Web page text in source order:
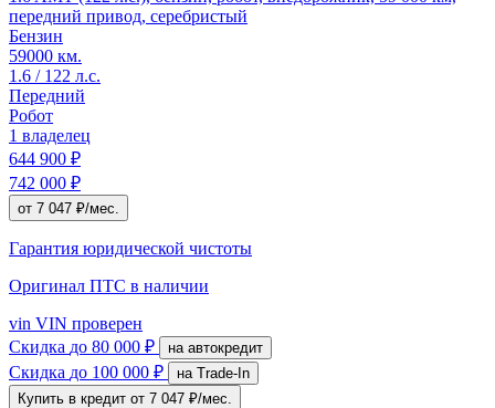
передний привод, серебристый
Бензин
59000 км.
1.6 / 122 л.с.
Передний
Робот
1 владелец
644 900 ₽
742 000 ₽
от 7 047 ₽/мес.
Гарантия юридической чистоты
Оригинал ПТС в наличии
vin VIN проверен
Скидка до 80 000 ₽ на автокредит
Скидка до 100 000 ₽
на Trade-In
Купить в кредит от 7 047 ₽/мес.